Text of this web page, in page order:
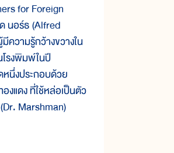
for Foreign
นอร์ธ (Alfred
วามรู้กว้างขวางใน
รงพิมพ์ในปี
นึ่งประกอบด้วย
งแดง ที่ใช้หล่อเป็นตัว
Marshman)